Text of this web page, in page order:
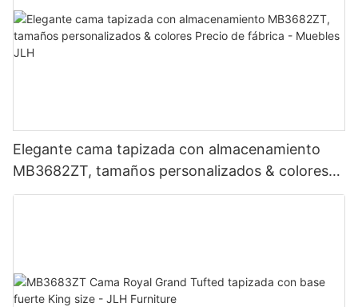
Elegante cama tapizada con almacenamiento
MB3682ZT, tamaños personalizados & colores
Precio de fábrica - Muebles JLH